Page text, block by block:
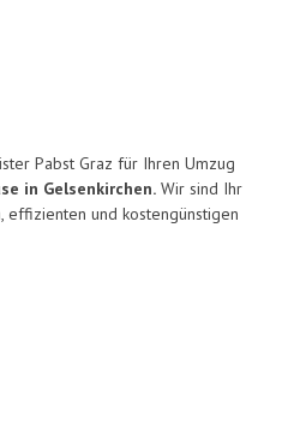
Pabst Graz für Ihren Umzug
in Gelsenkirchen. Wir sind Ihr
und kostengünstigen